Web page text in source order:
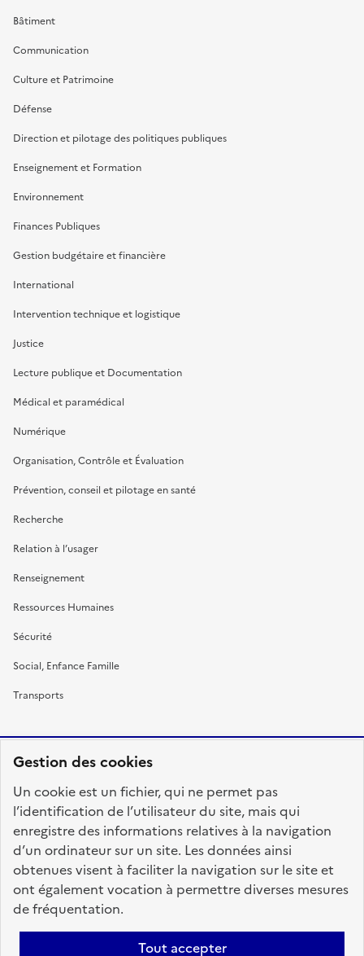
Gestion des cookies
Un cookie est un fichier, qui ne permet pas
l’identification de l’utilisateur du site, mais qui
enregistre des informations relatives à la navigation
d’un ordinateur sur un site. Les données ainsi
obtenues visent à faciliter la navigation sur le site et
ont également vocation à permettre diverses mesures
de fréquentation.
Tout accepter
Bâtiment
Communication
Culture et Patrimoine
Défense
Direction et pilotage des politiques publiques
Enseignement et Formation
Environnement
Finances Publiques
Gestion budgétaire et financière
International
Intervention technique et logistique
Justice
Lecture publique et Documentation
Médical et paramédical
Numérique
Organisation, Contrôle et Évaluation
Prévention, conseil et pilotage en santé
Recherche
Relation à l’usager
Renseignement
Ressources Humaines
Sécurité
Social, Enfance Famille
Transports
FRANÇAISE
fonction-publique.gouv.fr
legifrance.gouv.fr
gouvernement.fr